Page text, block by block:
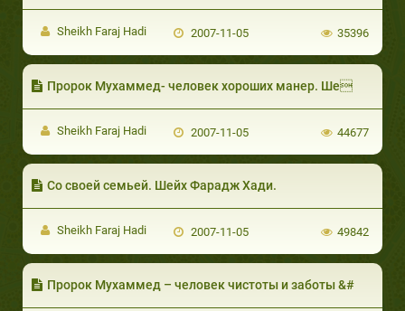
Sheikh Faraj Hadi 2007-11-05 35396
Пророк Мухаммед- человек хороших манер. Ше
Sheikh Faraj Hadi 2007-11-05 44677
Со своей семьей. Шейх Фарадж Хади.
Sheikh Faraj Hadi 2007-11-05 49842
Пророк Мухаммед – человек чистоты и заботы &#